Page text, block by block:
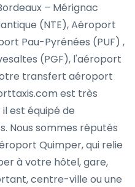
– Mérignac
(NTE), Aéroport
Pau-Pyrénées (PUF) ,
(PGF), l'aéroport
transfert aéroport
est très
est équipé de
Nous sommes réputés
Quimper, qui relie
à votre hôtel, gare,
centre-ville ou une